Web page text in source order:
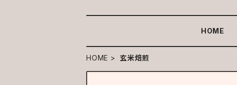
HOME
HOME 玄米焙煎